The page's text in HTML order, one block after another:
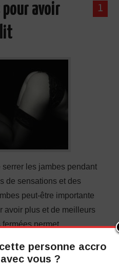
1
avoir
les jambes pendant
de sensations et des
peut-être importante
avoir plus et de meilleurs
fermées permet…
la lecture→
personne accro
vous ?